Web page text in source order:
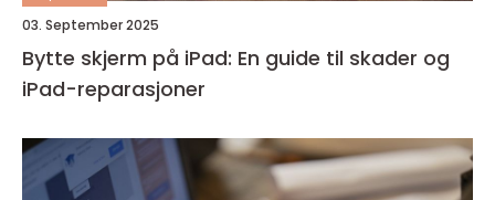
03. September 2025
Bytte skjerm på iPad: En guide til skader og
iPad-reparasjoner